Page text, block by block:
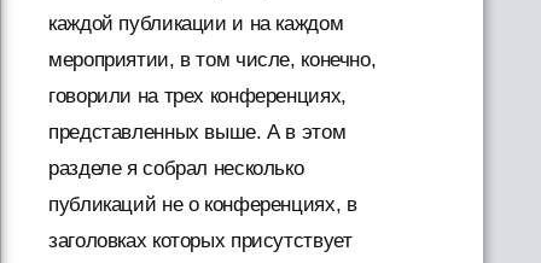
каждой публикации и на каждом
мероприятии, в том числе, конечно,
говорили на трех конференциях,
представленных выше. А в этом
разделе я собрал несколько
публикаций не о конференциях, в
заголовках которых присутствует